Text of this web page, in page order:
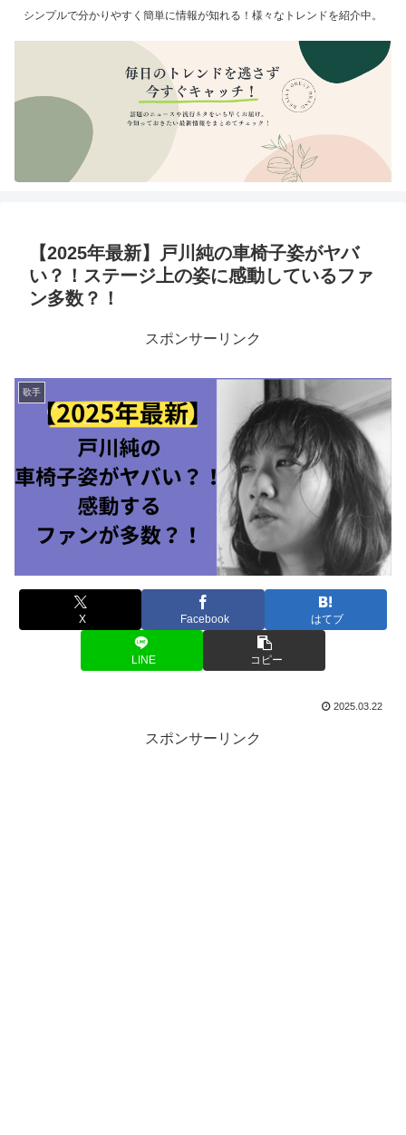
シンプルで分かりやすく簡単に情報が知れる！様々なトレンドを紹介中。
【2025年最新】戸川純の車椅子姿がヤバ
い？！ステージ上の姿に感動しているファ
ン多数？！
スポンサーリンク
歌手
X Facebook はてブ
LINE コピー
2025.03.22
スポンサーリンク